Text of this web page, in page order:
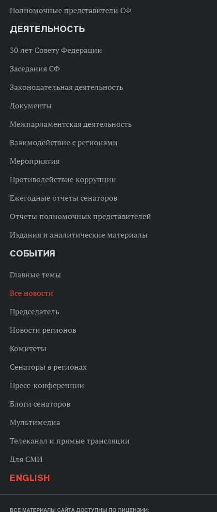
Полномочные представители СФ
ДЕЯТЕЛЬНОСТЬ
30 лет Совету Федерации
Заседания СФ
Законодательная деятельность
Документы
Межпарламентская деятельность
Взаимодействие с регионами
Мероприятия
Противодействие коррупции
Ежегодные отчеты сенаторов
Отчеты полномочных представителей
Издания и аналитические материалы
СОБЫТИЯ
Главные темы
Все новости
Председатель
Новости регионов
Комитеты
Сенаторы в регионах
Пресс-конференции
Блоги сенаторов
Мультимедиа
Телеканал и прямые трансляции
Для СМИ
ENGLISH
ВСЕ МАТЕРИАЛЫ САЙТА ДОСТУПНЫ ПО ЛИЦЕНЗИИ: